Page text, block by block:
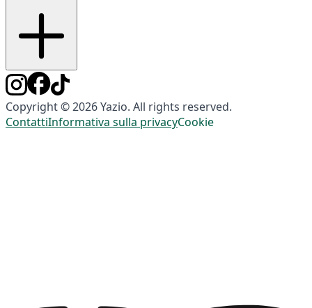
Copyright © 2026 Yazio. All rights reserved.
ContattiInformativa sulla privacyCookie